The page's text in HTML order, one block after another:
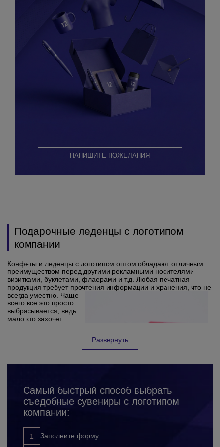
НАПИШИТЕ ПОЖЕЛАНИЯ
Подарочные леденцы с логотипом
компании
Конфеты и леденцы с логотипом оптом обладают отличным
преимуществом перед другими рекламными носителями –
визитками, буклетами, флаерами и т.д. Любая печатная
продукция требует прочтения информации и хранения, что не
всегда уместно. Чаще
всего все это просто
выбрасывается, ведь
мало кто захочет
практически все.
Плюсы брендированных леденцов
Леденцы лишены недостатков своих бумажных конкурентов.
разрядить обстановку в процессе обсуждений и переговоров.
А если взять с собой леденцы с лого, они порадуют в любой
момент, когда захочется сладенького.
Несомненным преимуществом карамелек являются эмоции
сладости напоминают о детстве, поднимают настроение,
придают бодрость и напоминают о важных торговых марках.
Леденцы с логотипом оптом на заказ являются прекрасным
Развернуть
Самый быстрый способ выбрать
съедобные сувениры с логотипом
компании:
Заполните форму